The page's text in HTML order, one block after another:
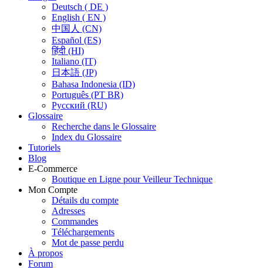
Deutsch ( DE )
English ( EN )
中国人 (CN)
Español (ES)
हिंदी (HI)
Italiano (IT)
日本語 (JP)
Bahasa Indonesia (ID)
Português (PT BR)
Pусский (RU)
Glossaire
Recherche dans le Glossaire
Index du Glossaire
Tutoriels
Blog
E-Commerce
Boutique en Ligne pour Veilleur Technique
Mon Compte
Détails du compte
Adresses
Commandes
Téléchargements
Mot de passe perdu
À propos
Forum